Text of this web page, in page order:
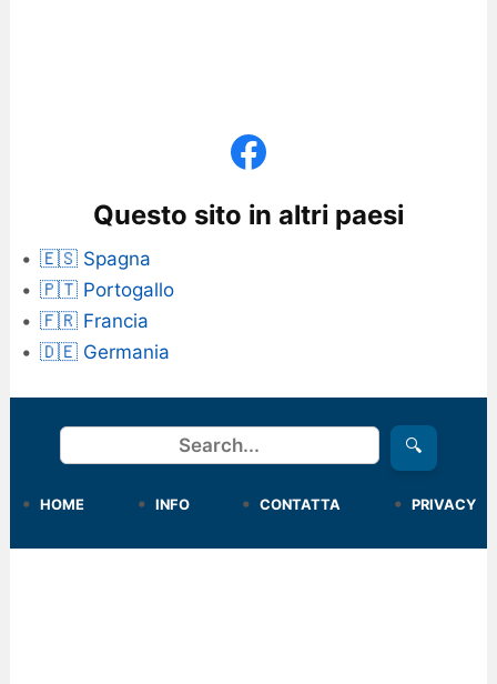
Questo sito in altri paesi
🇪🇸 Spagna
🇵🇹 Portogallo
🇫🇷 Francia
🇩🇪 Germania
Cerca 🔍
HOME INFO CONTATTA PRIVACY